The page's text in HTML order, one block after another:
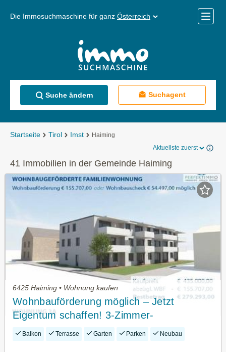
Die Immosuchmaschine für ganz Österreich
Menü
Suche ändern Suchagent
Startseite Tirol Imst
Haiming
Aktuellste zuerst
41 Immobilien in der Gemeinde Haiming
6425 Haiming • Wohnung kaufen
Wohnbauförderung möglich – Jetzt
Eigentum schaffen! 3-Zimmer-
Neubauwohnung Top W 3 mit Terrasse &
Balkon Terrasse Garten Parken Neubau